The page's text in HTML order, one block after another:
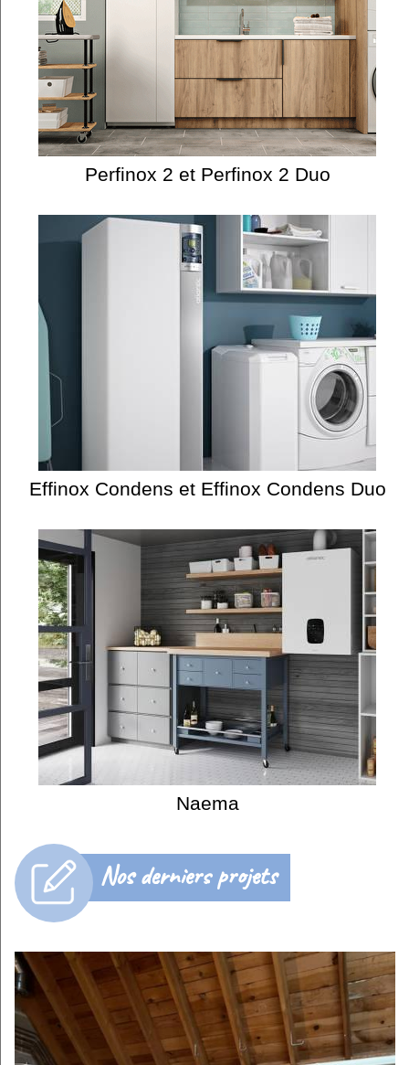
Perfinox 2 et Perfinox 2 Duo
Effinox Condens et Effinox Condens Duo
Naema
Nos derniers projets